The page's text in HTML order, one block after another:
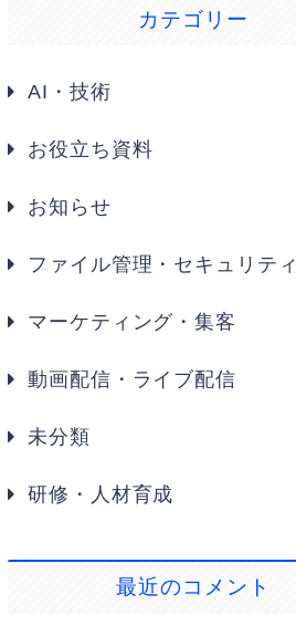
カテゴリー
AI・技術
お役立ち資料
お知らせ
ファイル管理・セキュリティ
マーケティング・集客
動画配信・ライブ配信
未分類
研修・人材育成
最近のコメント